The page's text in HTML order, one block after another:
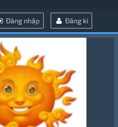
Đăng nhập Đăng kí